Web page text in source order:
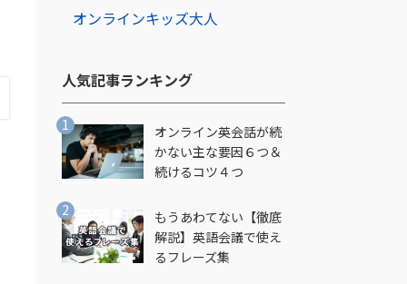
オンラインキッズ大人
人気記事ランキング​
オンライン英会話が続
かない主な要因６つ＆
続けるコツ４つ
もうあわてない【徹底
解説】英語会議で使え
るフレーズ集